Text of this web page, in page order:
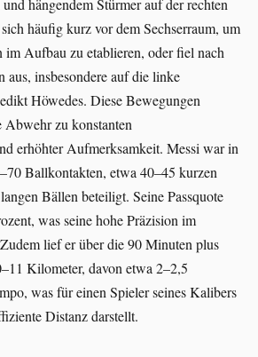
hängendem Stürmer auf der rechten
häufig kurz vor dem Sechserraum, um
im Aufbau zu etablieren, oder fiel nach
aus, insbesondere auf die linke
Höwedes. Diese Bewegungen
Abwehr zu konstanten
erhöhter Aufmerksamkeit. Messi war in
Ballkontakten, etwa 40–45 kurzen
Bällen beteiligt. Seine Passquote
was seine hohe Präzision im
lief er über die 90 Minuten plus
Kilometer, davon etwa 2–2,5
was für einen Spieler seines Kalibers
Distanz darstellt.